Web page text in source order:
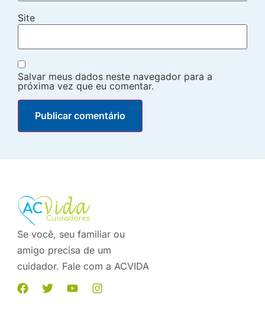
Site
Salvar meus dados neste navegador para a
próxima vez que eu comentar.
Se você, seu familiar ou
amigo precisa de um
cuidador. Fale com a ACVIDA